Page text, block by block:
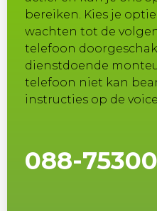
bereiken. Kies je
wachten tot de
telefoon
dienstdoende
telefoon niet kan
instructies op de
088-